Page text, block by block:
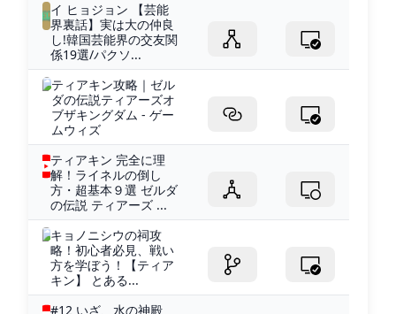
イ ヒョジョン 【芸能
界裏話】実は大の仲良
し!韓国芸能界の交友関
係19選/パクソ...
ティアキン攻略｜ゼル
ダの伝説ティアーズオ
ブザキングダム - ゲー
ムウィズ
ティアキン 完全に理
解！ライネルの倒し
方・超基本９選 ゼルダ
の伝説 ティアーズ ...
キョノニシウの祠攻
略！初心者必見、戦い
方を学ぼう！【ティア
キン】 とある...
#12 いざ、水の神殿